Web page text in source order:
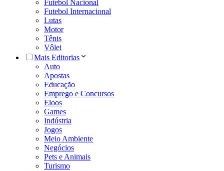
Futebol Nacional
Futebol Internacional
Lutas
Motor
Tênis
Vôlei
Mais Editorias
Auto
Apostas
Educação
Emprego e Concursos
Eloos
Games
Indústria
Jogos
Meio Ambiente
Negócios
Pets e Animais
Turismo